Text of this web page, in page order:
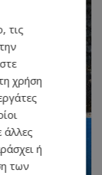
τις
χρήση
άλλες
ή
των